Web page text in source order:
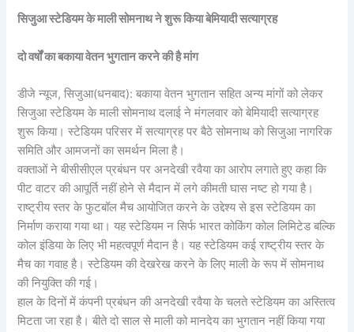
सिजुआ स्टेडियम के माली सोमनाथ ने शुरू किया बेमियादी सत्याग्रह
दो वर्षों का बकाया वेतन भुगतान करने की है मांग
डीजे न्यूज, सिजुआ(धनबाद): बकाया वेतन भुगतान सहित अन्य मांगों को लेकर
सिजुआ स्टेडियम के माली सोमनाथ दलाई ने मंगलवार को बेमियादी सत्याग्रह
शुरू किया। स्टेडियम परिसर में सत्याग्रह पर बैठे सोमनाथ को सिजुआ नागरिक
समिति और आमजनों का समर्थन मिला है।
वक्ताओं ने बीसीसीएल प्रबंधन पर अनदेखी रवैया का आरोप लगाते हुए कहा कि
पीट वाटर की आपूर्ति नहीं होने से मैदान में लगे कीमती घास नष्ट हो गया है।
राष्ट्रीय स्तर के फुटबॉल मैच आयोजित करने के उद्देश्य से इस स्टेडियम का
निर्माण कराया गया था। यह स्टेडियम न‌ सिर्फ भारत कोकिंग कोल लिमिटेड बल्कि
कोल इंडिया के लिए भी महत्वपूर्ण मैदान है। यह स्टेडियम कई राष्ट्रीय स्तर के
मैच का गवाह है। स्टेडियम की देखरेख करने के लिए माली के रूप में सोमनाथ
की नियुक्ति की गई।
हाल के दिनों में कंपनी प्रबंधन की अनदेखी रवैया के चलते स्टेडियम का अस्तित्व
मिटता जा रहा है। बीते दो साल से माली को मानदेय का भुगतान नहीं किया गया